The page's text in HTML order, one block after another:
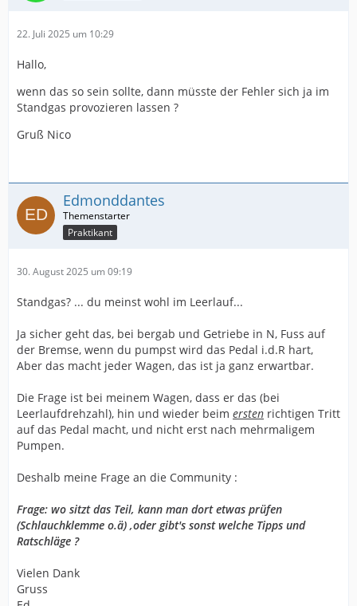
22. Juli 2025 um 10:29
Hallo,
wenn das so sein sollte, dann müsste der Fehler sich ja im
Standgas provozieren lassen ?
Gruß Nico
Edmonddantes
Praktikant
30. August 2025 um 09:19
Standgas? ... du meinst wohl im Leerlauf...
Ja sicher geht das, bei bergab und Getriebe in N, Fuss auf
der Bremse, wenn du pumpst wird das Pedal i.d.R hart,
Aber das macht jeder Wagen, das ist ja ganz erwartbar.
Die Frage ist bei meinem Wagen, dass er das (bei
Leerlaufdrehzahl), hin und wieder beim ersten richtigen Tritt
auf das Pedal macht, und nicht erst nach mehrmaligem
Pumpen.
Deshalb meine Frage an die Community :
Frage: wo sitzt das Teil, kann man dort etwas prüfen
(Schlauchklemme o.ä) ,oder gibt's sonst welche Tipps und
Ratschläge ?
Vielen Dank
Gruss